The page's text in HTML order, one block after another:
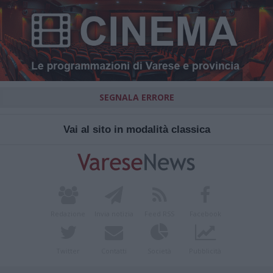
SEGNALA ERRORE
Vai al sito in modalità classica